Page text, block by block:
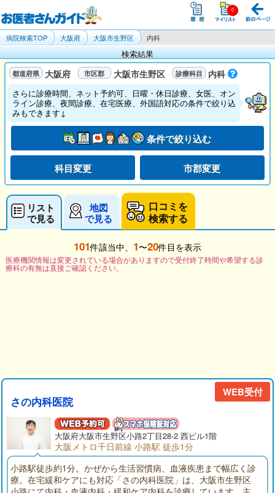
病院検索TOP 大阪府 大阪市生野区 内科
検索結果
大阪府 大阪市生野区 内科
さらに診療時間、ネット予約可、日曜・休日診療、女医、オン
ライン診療、夜間診療、在宅医療、外国語対応の条件で絞り込
みもできます↓
条件で絞り込む
科目変更 市郡変更
リスト
で見る
地図
で見る
口コミを
検索する
101件該当中、 1〜20件目を表示
医療機関情報は変更されている場合がありますので受付終了時間や希望する診
療科の有無は直接ご確認ください。
WEB受付
さの内科医院
大阪府大阪市生野区小路2丁目28-2 西ビル1階
大阪メトロ千日前線 小路駅 徒歩1分
小路駅徒歩約1分。かぜから生活習慣病、血液疾患まで幅広く診
療。在宅緩和ケアにも対応「さの内科医院」は、大阪市生野区